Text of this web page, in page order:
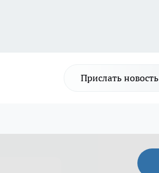
Прислать новость